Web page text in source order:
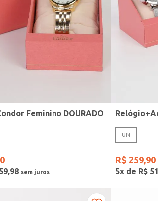
Feminino DOURADO
59,98
UN
R$ 259,90
5x de R$ 51